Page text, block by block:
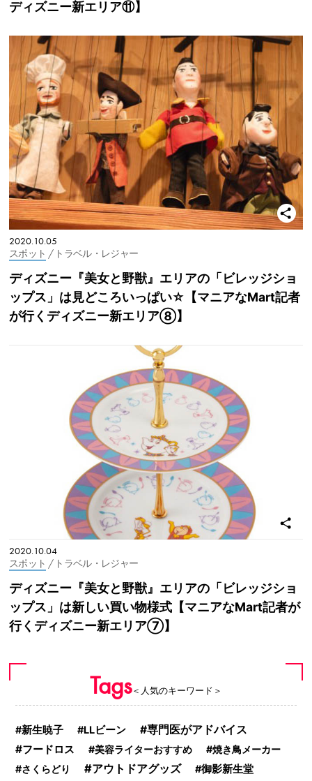
ディズニー新エリア⑪】
2020.10.05
スポット / トラベル・レジャー
ディズニー『美女と野獣』エリアの「ビレッジショ
ップス」は見どころいっぱい☆【マニアなMart記者
が行くディズニー新エリア⑧】
2020.10.04
スポット / トラベル・レジャー
ディズニー『美女と野獣』エリアの「ビレッジショ
ップス」は新しい買い物様式【マニアなMart記者が
行くディズニー新エリア⑦】
Tags＜人気のキーワード＞
新生暁子 LLビーン
専門医がアドバイス
フードロス
美容ライターおすすめ
焼き鳥メーカー
さくらどり
アウトドアグッズ 御影新生堂